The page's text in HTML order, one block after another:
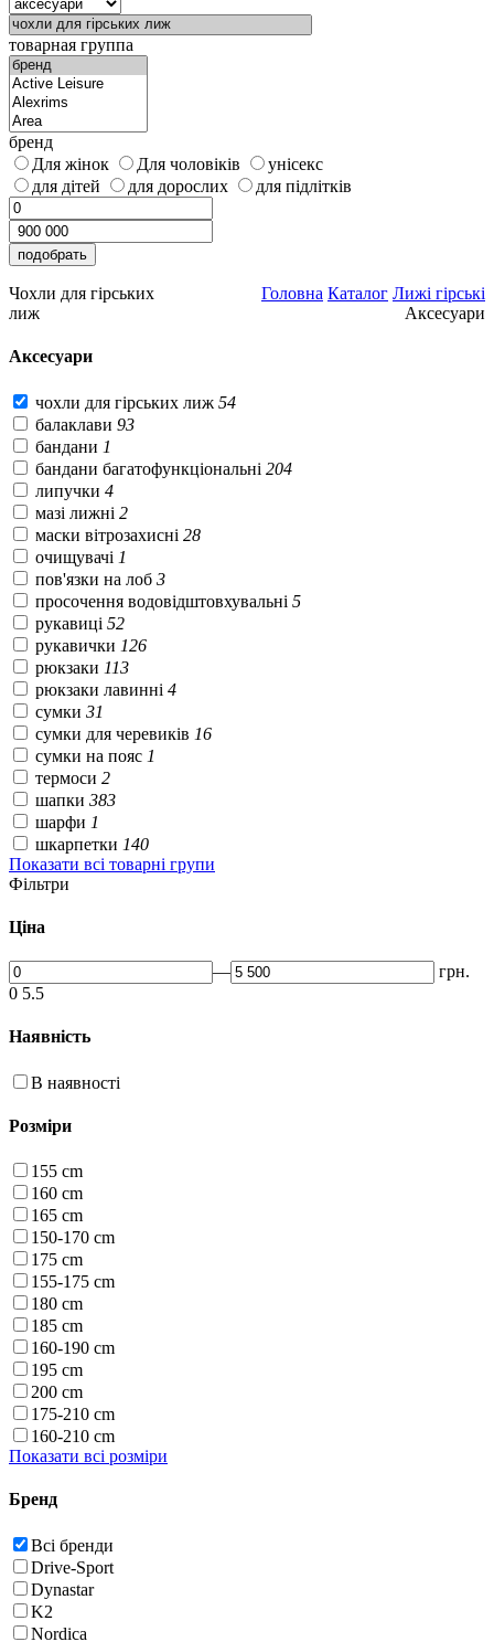
товарная группа
бренд
Для жінок
Для чоловіків
унісекс
для дітей
для дорослих для підлітків
Чохли для гірських
лиж
Головна Каталог Лижі гірські
Аксесуари
Аксесуари
чохли для гірських лиж 54
балаклави 93
бандани 1
бандани багатофункціональні 204
липучки 4
мазі лижні 2
маски вітрозахисні 28
очищувачі 1
пов'язки на лоб 3
просочення водовідштовхувальні 5
рукавиці 52
рукавички 126
рюкзаки 113
рюкзаки лавинні 4
сумки 31
сумки для черевиків 16
сумки на пояс 1
термоси 2
шапки 383
шарфи 1
шкарпетки 140
Показати всі товарні групи
Фільтри
Ціна
—
грн.
0 5.5
Наявність
В наявності
Розміри
155 cm
160 cm
165 cm
150-170 cm
175 cm
155-175 cm
180 cm
185 cm
160-190 cm
195 cm
200 cm
175-210 cm
160-210 cm
Показати всі розміри
Бренд
Всі бренди
Drive-Sport
Dynastar
K2
Nordica